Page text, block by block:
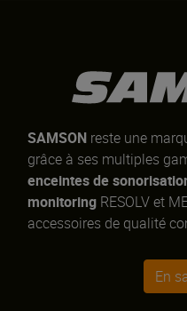
SAMSON reste une
grâce à ses multiples
enceintes de
monitoring RESOLV et
accessoires de qualité
En